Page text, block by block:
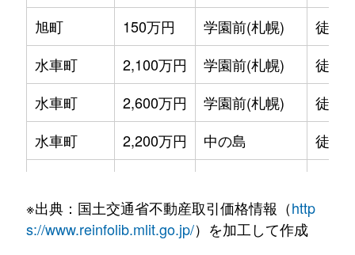
旭町
150万円 学園前(札幌)
徒歩
水車町
2,100万円 学園前(札幌)
徒歩
水車町
2,600万円 学園前(札幌)
徒歩
水車町
2,200万円 中の島
徒歩
水車町
1,400万円 中の島
徒歩
※出典：国土交通省不動産取引価格情報（http
s://www.reinfolib.mlit.go.jp/）を加工して作成